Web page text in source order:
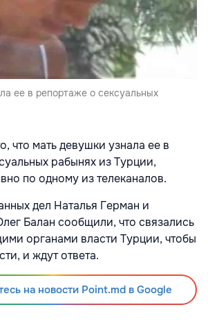
ее в репортаже о сексуальных
что мать девушки узнала ее в
рабынях из Турции,
по одному из телеканалов.
дел Наталья Герман и
Балан сообщили, что связались
органами власти Турции, чтобы
и ждут ответа.
на новости Point.md в Google